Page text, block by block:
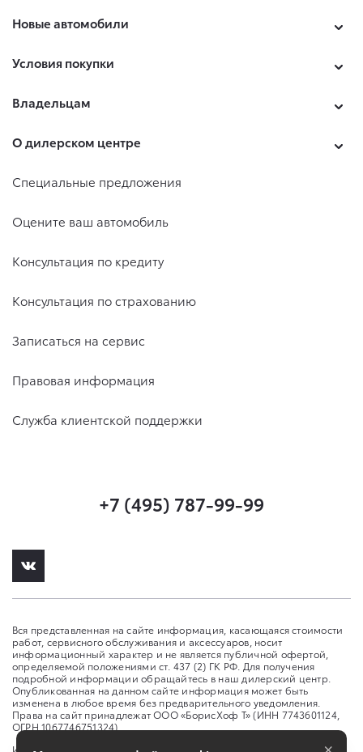
Новые автомобили
Условия покупки
Владельцам
О дилерском центре
Специальные предложения
Оцените ваш автомобиль
Консультация по кредиту
Консультация по страхованию
Записаться на сервис
Правовая информация
Служба клиентской поддержки
+7 (495) 787-99-99
Вся представленная на сайте информация, касающаяся стоимости
работ, сервисного обслуживания и аксессуаров, носит
информационный характер и не является публичной офертой,
определяемой положениями ст. 437 (2) ГК РФ. Для получения
подробной информации обращайтесь в наш дилерский центр.
Опубликованная на данном сайте информация может быть
изменена в любое время без предварительного уведомления.
Права на сайт принадлежат ООО «БорисХоф Т» (ИНН 7743601124,
ОГРН 1067746751324)
Изменить настройку cookies